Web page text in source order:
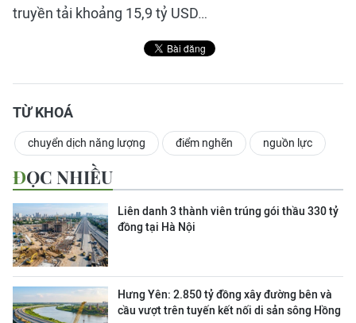
truyền tải khoảng 15,9 tỷ USD…
TỪ KHOÁ
chuyển dịch năng lượng điểm nghẽn nguồn lực
ĐỌC NHIỀU
Liên danh 3 thành viên trúng gói thầu 330 tỷ
đồng tại Hà Nội
Hưng Yên: 2.850 tỷ đồng xây đường bên và
cầu vượt trên tuyến kết nối di sản sông Hồng